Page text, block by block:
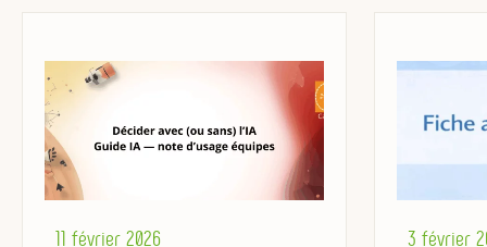
Posted
11 février 2026
Posted
3 février